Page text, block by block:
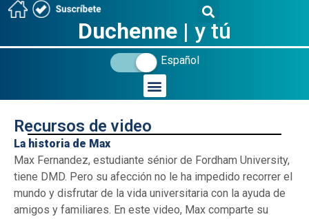
Duchenne | y tú
Español
Recursos de video _
La historia de Max
Max Fernandez, estudiante sénior de Fordham University,
tiene DMD. Pero su afección no le ha impedido recorrer el
mundo y disfrutar de la vida universitaria con la ayuda de
amigos y familiares. En este video, Max comparte su